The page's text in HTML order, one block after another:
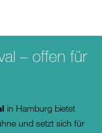
– offen für
in Hamburg bietet
und setzt sich für